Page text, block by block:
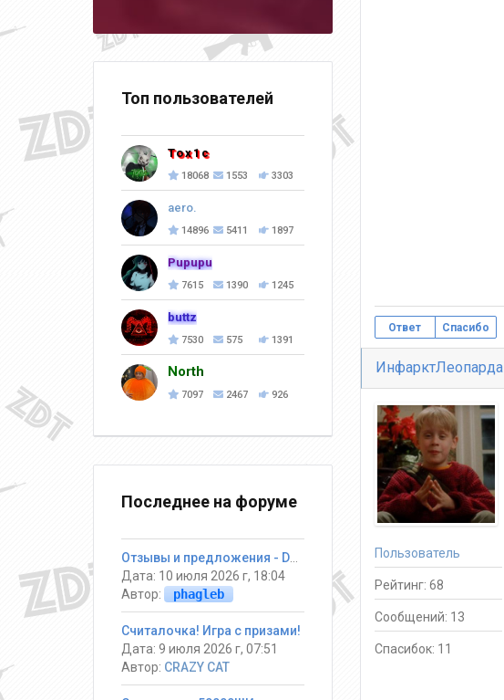
Ответ Спасибо
ИнфарктЛеопарда
Пользователь
Рейтинг: 68
Сообщений: 13
Спасибок: 11
Топ пользователей
Tox1c
18068 1553 3303
aero.
14896 5411 1897
Pupupu
7615 1390 1245
buttz
7530 575 1391
North
7097 2467 926
Последнее на форуме
Дата: 10 июля 2026 г, 18:04
Автор:
phagleb
Считалочка! Игра с призами!
Дата: 9 июля 2026 г, 07:51
Автор: CRAZY CAT